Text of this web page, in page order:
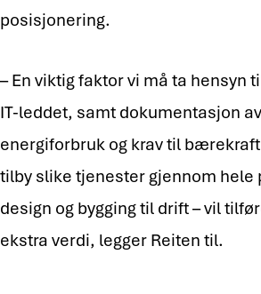
posisjonering.
– En viktig faktor vi må ta hensyn
IT-leddet, samt dokumentasjon
energiforbruk og krav til
tilby slike tjenester gjennom hele
design og bygging til drift – vil
ekstra verdi, legger Reiten til.